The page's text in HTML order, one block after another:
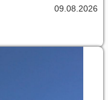
09.08.2026